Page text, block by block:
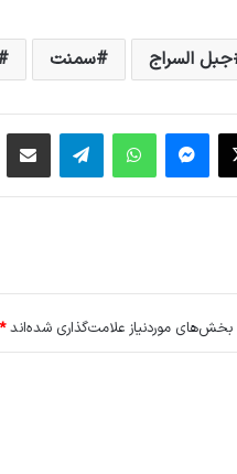
جبل السراج سمنت
X پیام رسان واتس آپ تلگرام
بخش‌های موردنیاز علامت‌گذاری شده‌اند*